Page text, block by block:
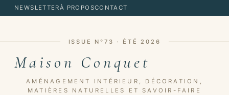
NEWSLETTERÀ PROPOSCONTACT
ISSUE N°73 · ÉTÉ 2026
Maison Conquet
AMÉNAGEMENT INTÉRIEUR, DÉCORATION,
MATIÈRES NATURELLES ET SAVOIR-FAIRE